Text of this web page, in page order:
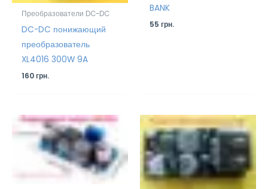
Преобразователи DC-DC
DC-DC понижающий
преобразователь
XL4016 300W 9A
160грн.
BANK
55грн.